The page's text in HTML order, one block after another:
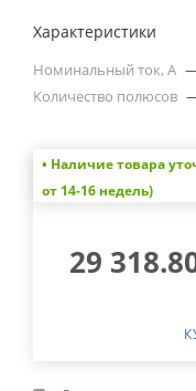
Характеристики
Номинальный ток, А
Количество полюсов
• Наличие товара
от 14-16 недель)
29